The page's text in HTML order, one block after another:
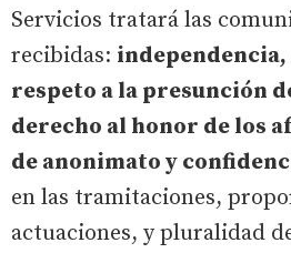
Servicios tratará las
recibidas:
respeto a la presunción
derecho al honor de los
de anonimato y
en las tramitaciones,
actuaciones, y pluralidad